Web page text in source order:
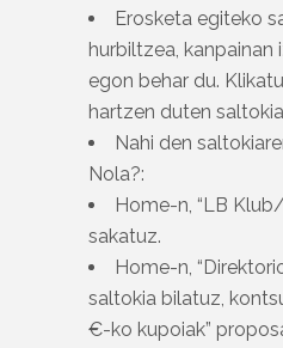
Erosketa egiteko
hurbiltzea, kanpainan
egon behar du. Klikatu
hartzen duten
Nahi den
Nola?:
Home-n, “LB
sakatuz.
Home-n,
saltokia bilatuz,
€-ko kupoiak”